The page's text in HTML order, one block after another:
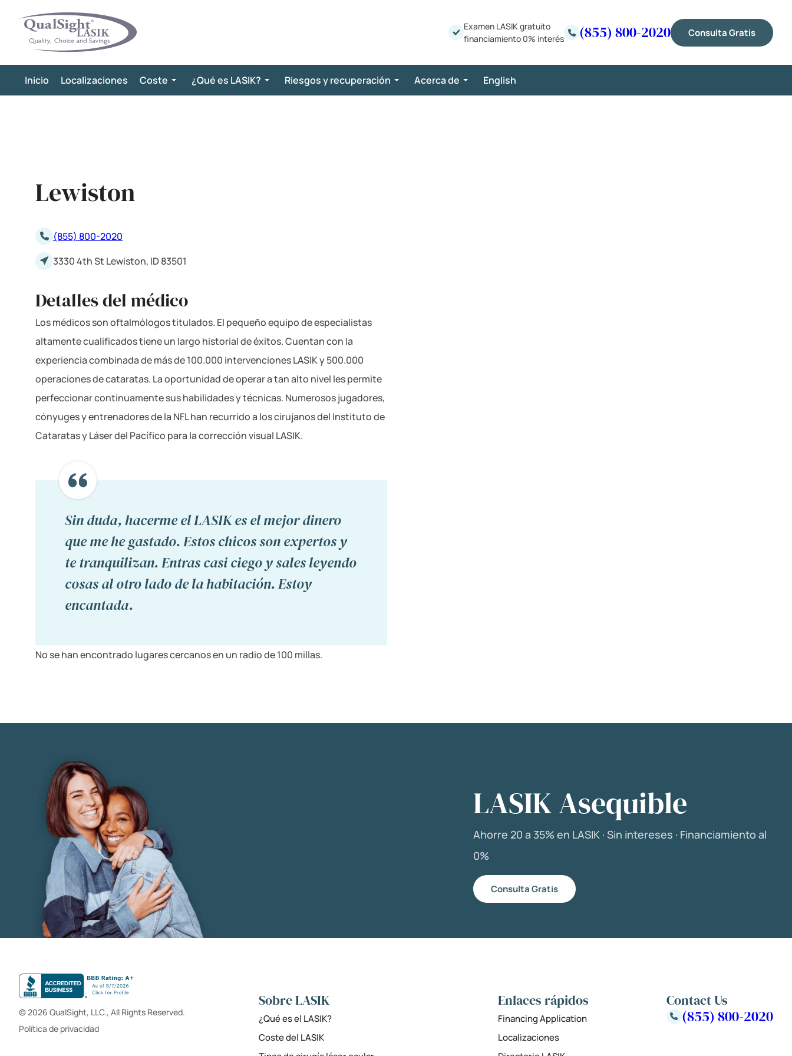
contenido
Examen LASIK gratuito
financiamiento 0% interés
(855) 800-2020 Consulta Gratis
Inicio Localizaciones Coste ¿Qué es LASIK? Riesgos y recuperación Acerca de English
Lewiston
(855) 800-2020
3330 4th St Lewiston, ID 83501
Detalles del médico
Los médicos son oftalmólogos titulados. El pequeño equipo de especialistas
altamente cualificados tiene un largo historial de éxitos. Cuentan con la
experiencia combinada de más de 100.000 intervenciones LASIK y 500.000
operaciones de cataratas. La oportunidad de operar a tan alto nivel les permite
perfeccionar continuamente sus habilidades y técnicas. Numerosos jugadores,
cónyuges y entrenadores de la NFL han recurrido a los cirujanos del Instituto de
Cataratas y Láser del Pacífico para la corrección visual LASIK.
Sin duda, hacerme el LASIK es el mejor dinero
que me he gastado. Estos chicos son expertos y
te tranquilizan. Entras casi ciego y sales leyendo
cosas al otro lado de la habitación. Estoy
encantada.
No se han encontrado lugares cercanos en un radio de 100 millas.
LASIK Asequible
Ahorre 20 a 35% en LASIK · Sin intereses · Financiamiento al
0%
Consulta Gratis
© 2026 QualSight, LLC., All Rights Reserved.
Política de privacidad
Sobre LASIK
¿Qué es el LASIK?
Coste del LASIK
Enlaces rápidos
Financing Application
Localizaciones
Contact Us
(855) 800-2020